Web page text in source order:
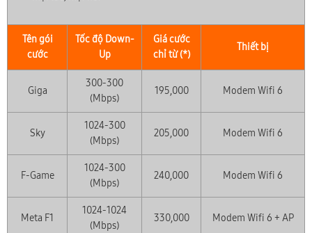
Tên gói
cước
Tốc độ Down-
Up
Giá cước
chỉ từ (*)
Thiết bị
Giga
300-300
(Mbps)
195,000 Modem Wifi 6
Sky
1024-300
(Mbps)
205,000 Modem Wifi 6
F-Game
1024-300
(Mbps)
240,000 Modem Wifi 6
Meta F1
1024-1024
(Mbps)
330,000 Modem Wifi 6 + AP